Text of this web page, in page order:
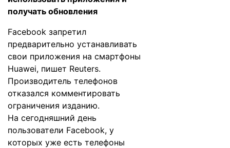
получать обновления
Facebook запретил
предварительно устанавливать
свои приложения на смартфоны
Huawei, пишет Reuters.
Производитель телефонов
отказался комментировать
ограничения изданию.
На сегодняшний день
пользователи Facebook, у
которых уже есть телефоны